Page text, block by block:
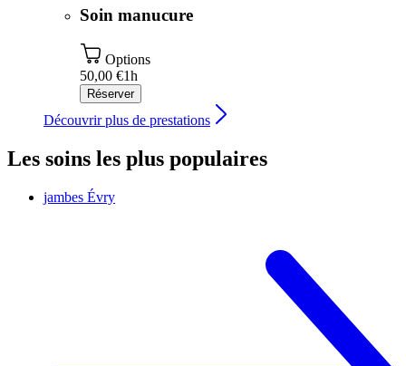
Soin manucure
Options
50,00 €1h
Réserver
Découvrir plus de prestations
Les soins les plus populaires
jambes Évry